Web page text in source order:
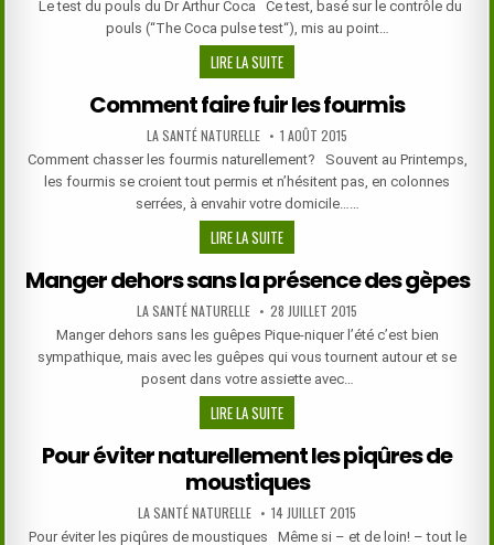
Le test du pouls du Dr Arthur Coca Ce test, basé sur le contrôle du
pouls (“The Coca pulse test“), mis au point…
LIRE LA SUITELE
TEST
DU
POULS
DU
DR
ARTHUR
COCA
POUR
DÉTECTER
INTOLÉRANCES
ET
ALLERGIES
ALIMENTAIRES
Comment faire fuir les fourmis
AUTHOR:
LA SANTÉ NATURELLE PUBLISHED
DATE:
1 AOÛT 2015
Comment chasser les fourmis naturellement? Souvent au Printemps,
les fourmis se croient tout permis et n’hésitent pas, en colonnes
serrées, à envahir votre domicile……
LIRE LA SUITECOMMENT
FAIRE
FUIR
LES
FOURMIS
Manger dehors sans la présence des gèpes
AUTHOR:
LA SANTÉ NATURELLE PUBLISHED
DATE:
28 JUILLET 2015
Manger dehors sans les guêpes Pique-niquer l’été c’est bien
sympathique, mais avec les guêpes qui vous tournent autour et se
posent dans votre assiette avec…
LIRE LA SUITEMANGER
DEHORS
SANS
LA
DES
Pour éviter naturellement les piqûres de
moustiques
AUTHOR:
LA SANTÉ NATURELLE PUBLISHED
DATE:
14 JUILLET 2015
Pour éviter les piqûres de moustiques Même si – et de loin! – tout le